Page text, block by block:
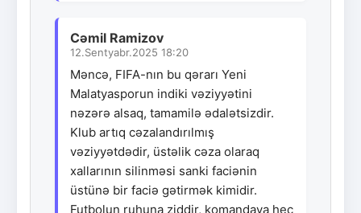
Cəmil Ramizov
12.Sentyabr.2025 18:20
Məncə, FIFA-nın bu qərarı Yeni
Malatyasporun indiki vəziyyətini
nəzərə alsaq, tamamilə ədalətsizdir.
Klub artıq cəzalandırılmış
vəziyyətdədir, üstəlik cəza olaraq
xallarının silinməsi sanki faciənin
üstünə bir faciə gətirmək kimidir.
Futbolun ruhuna ziddir, komandaya heç